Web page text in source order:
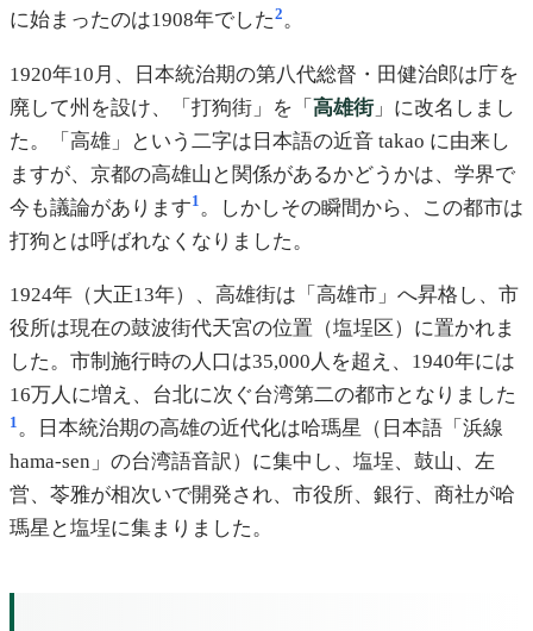
に始まったのは1908年でした2。
1920年10月、日本統治期の第八代総督・田健治郎は庁を
廃して州を設け、「打狗街」を「 高雄街」に改名しまし
た。「高雄」という二字は日本語の近音 takao に由来し
ますが、京都の高雄山と関係があるかどうかは、学界で
今も議論があります1。しかしその瞬間から、この都市は
打狗とは呼ばれなくなりました。
1924年（大正13年）、高雄街は「高雄市」へ昇格し、市
役所は現在の鼓波街代天宮の位置（塩埕区）に置かれま
した。市制施行時の人口は35,000人を超え、1940年には
16万人に増え、台北に次ぐ台湾第二の都市となりました
1。日本統治期の高雄の近代化は哈瑪星（日本語「浜線
hama-sen」の台湾語音訳）に集中し、塩埕、鼓山、左
営、苓雅が相次いで開発され、市役所、銀行、商社が哈
瑪星と塩埕に集まりました。